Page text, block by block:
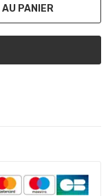
PANIER